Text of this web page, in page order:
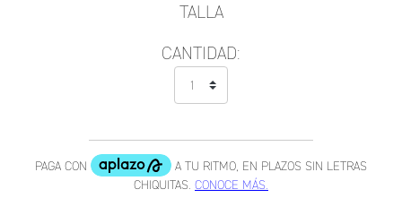
TALLA
CANTIDAD: